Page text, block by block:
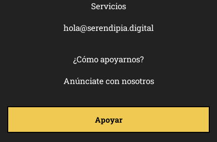
Servicios
hola@serendipia.digital
¿Cómo apoyarnos?
Anúnciate con nosotros
Apoyar